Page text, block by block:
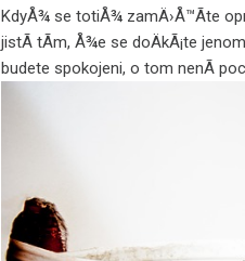
KdyÅ¾ se totiÅ¾ zamÄ›Å™Ã­te
jistÃ­ tÃ­m, Å¾e se doÄkÃ¡te
budete spokojeni, o tom nenÃ­